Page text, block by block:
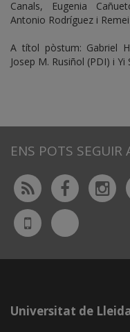
Canals, Eugenia
Antonio Rodríguez i
A títol pòstum: Gabriel
Josep M. Rusiñol (PDI) i Yi
ENS POTS SEGUIR
Rss
UdL
App
Bluesky
Universitat de